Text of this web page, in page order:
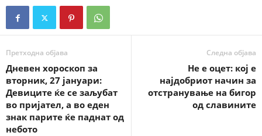
Претходна објава
Дневен хороскоп за
вторник, 27 јануари:
Девиците ќе се заљубат
во пријател, а во еден
знак парите ќе паднат од
небото
Следна објава
Не е оцет: кој е
најдобриот начин за
отстранување на бигор
од славините